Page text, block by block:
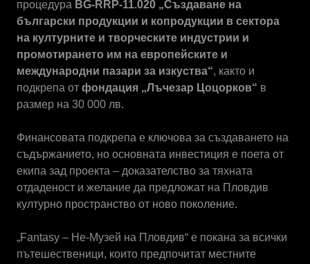
процедура BG-RRP-11.020 „Създаване на
български продукции и копродукции в сектора
на културните и творческите индустрии и
промотирането им на европейските и
международни пазари за изкуства“, както и
подкрепа от фондация „Лъчезар Цоцорков“ в
размер на 30 000 лв.
Финансовата подкрепа е ключова за създаването на
съдържанието, но основната инвестиция е поета от
екипа зад проекта – доказателство за тяхната
отдаденост и желание да предложат на Пловдив
културно пространство от ново поколение.
„Fantasy – Не-Музей на Пловдив“ е покана за всички
пътешественици, които предпочитат местните